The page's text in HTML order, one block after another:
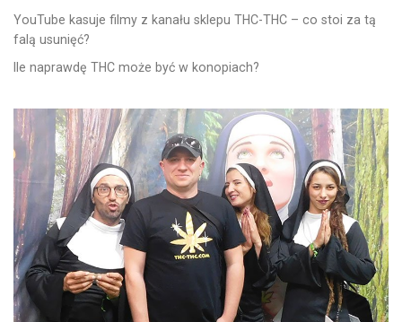
YouTube kasuje filmy z kanału sklepu THC-THC – co stoi za tą
falą usunięć?
Ile naprawdę THC może być w konopiach?